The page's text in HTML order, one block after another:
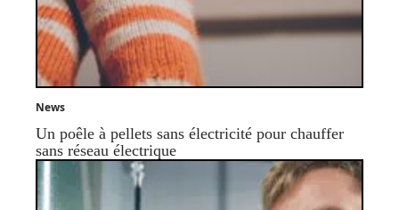
News
Un poêle à pellets sans électricité pour chauffer
sans réseau électrique